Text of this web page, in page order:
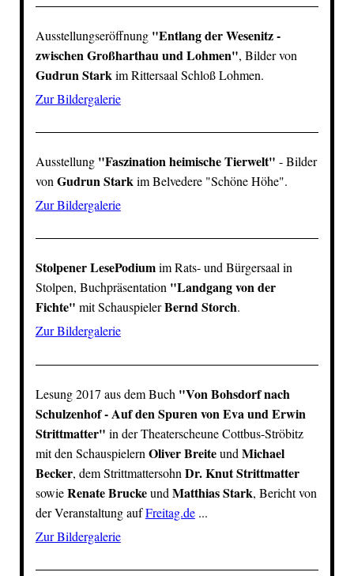
Ausstellungseröffnung "Entlang der Wesenitz -
zwischen Großharthau und Lohmen", Bilder von
Gudrun Stark im Rittersaal Schloß Lohmen.
Zur Bildergalerie
Ausstellung "Faszination heimische Tierwelt" - Bilder
vonGudrun Stark im Belvedere "Schöne Höhe".
Zur Bildergalerie
Stolpener LesePodiumim Rats- und Bürgersaal in
Stolpen, Buchpräsentation "Landgang von der
Fichte" mit SchauspielerBernd Storch.
Zur Bildergalerie
Lesung 2017 aus dem Buch "Von Bohsdorf nach
Schulzenhof - Auf den Spuren von Eva und Erwin
Strittmatter" in derTheaterscheune Cottbus-Ströbitz
mit den Schauspielern Oliver Breiteund Michael
Becker, dem Strittmattersohn Dr. Knut Strittmatter
sowieRenate Bruckeund Matthias Stark, Bericht von
der Veranstaltung aufFreitag.de...
Zur Bildergalerie